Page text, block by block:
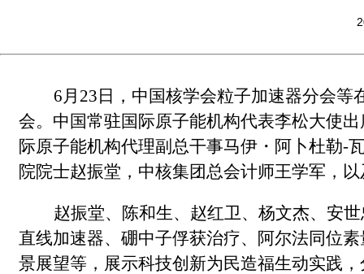
6月23日，中国核学会粒子加速器分会
会。中国常驻国际原子能机构代表李松大使
际原子能机构代理副总干事马伊・阿卜杜勒-
院院士赵振堂，中核集团总会计师王学军，
赵振堂、陈和生、赵红卫、杨文杰、安
直线加速器、硼中子俘获治疗、阿尔法同位
景展望等，展示科技创新为民造福生动实践